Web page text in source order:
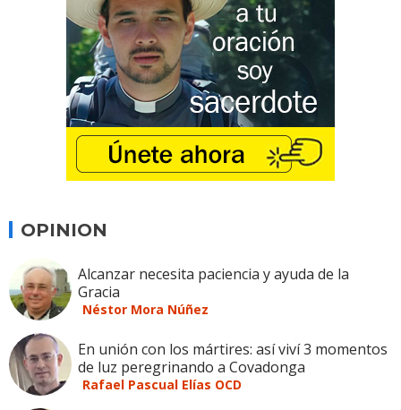
OPINION
Alcanzar necesita paciencia y ayuda de la
Gracia
Néstor Mora Núñez
En unión con los mártires: así viví 3 momentos
de luz peregrinando a Covadonga
Rafael Pascual Elías OCD